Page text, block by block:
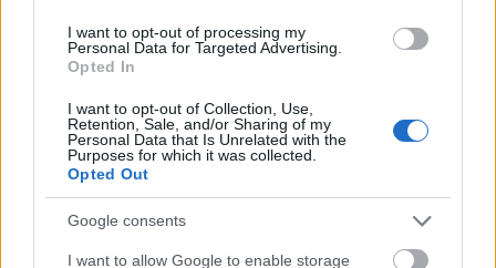
I want to opt-out of processing my
Personal Data for Targeted Advertising.
Opted In
I want to opt-out of Collection, Use,
Retention, Sale, and/or Sharing of my
Personal Data that Is Unrelated with the
Purposes for which it was collected.
Opted Out
Google consents
I want to allow Google to enable storage